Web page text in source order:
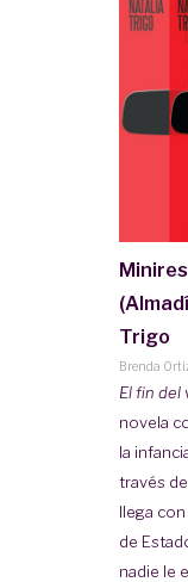
Trigo
Brenda
El fin del
novela
la
través
llega
de
nadie le